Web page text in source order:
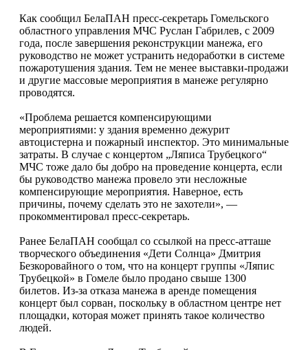
Как сообщил БелаПАН пресс-секретарь Гомельского
областного управления МЧС Руслан Габрилев, с 2009
года, после завершения реконструкции манежа, его
руководство не может устранить недоработки в системе
пожаротушения здания. Тем не менее выставки-продажи
и другие массовые мероприятия в манеже регулярно
проводятся.
«Проблема решается компенсирующими
мероприятиями: у здания временно дежурит
автоцистерна и пожарный инспектор. Это минимальные
затраты. В случае с концертом „Ляписа Трубецкого“
МЧС тоже дало бы добро на проведение концерта, если
бы руководство манежа провело эти несложные
компенсирующие мероприятия. Наверное, есть
причины, почему сделать это не захотели», —
прокомментировал пресс-секретарь.
Ранее БелаПАН сообщал со ссылкой на пресс-атташе
творческого объединения «Дети Солнца» Дмитрия
Безкоровайного о том, что на концерт группы «Ляпис
Трубецкой» в Гомеле было продано свыше 1300
билетов. Из-за отказа манежа в аренде помещения
концерт был сорван, поскольку в областном центре нет
площадки, которая может принять такое количество
людей.